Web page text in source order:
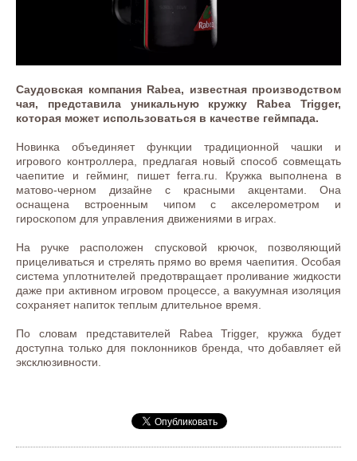
Саудовская компания Rabea, известная производством
чая, представила уникальную кружку Rabea Trigger,
которая может использоваться в качестве геймпада.
Новинка объединяет функции традиционной чашки и
игрового контроллера, предлагая новый способ совмещать
чаепитие и гейминг, пишет ferra.ru. Кружка выполнена в
матово-черном дизайне с красными акцентами. Она
оснащена встроенным чипом с акселерометром и
гироскопом для управления движениями в играх.
На ручке расположен спусковой крючок, позволяющий
прицеливаться и стрелять прямо во время чаепития. Особая
система уплотнителей предотвращает проливание жидкости
даже при активном игровом процессе, а вакуумная изоляция
сохраняет напиток теплым длительное время.
По словам представителей Rabea Trigger, кружка будет
доступна только для поклонников бренда, что добавляет ей
эксклюзивности.